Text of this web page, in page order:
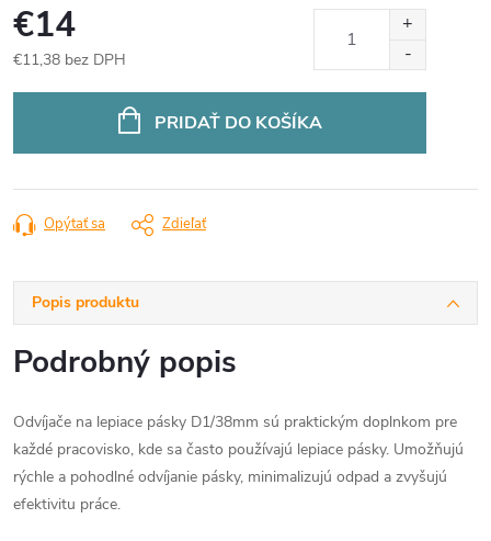
€14
€11,38 bez DPH
PRIDAŤ DO KOŠÍKA
Opýtať sa Zdieľať
Popis produktu
Podrobný popis
Odvíjače na lepiace pásky D1/38mm sú praktickým doplnkom pre
každé pracovisko, kde sa často používajú lepiace pásky. Umožňujú
rýchle a pohodlné odvíjanie pásky, minimalizujú odpad a zvyšujú
efektivitu práce.